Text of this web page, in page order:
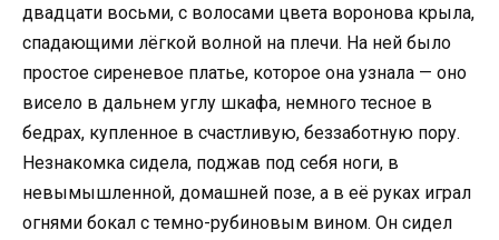
двадцати восьми, с волосами цвета воронова крыла,
спадающими лёгкой волной на плечи. На ней было
простое сиреневое платье, которое она узнала — оно
висело в дальнем углу шкафа, немного тесное в
бедрах, купленное в счастливую, беззаботную пору.
Незнакомка сидела, поджав под себя ноги, в
невымышленной, домашней позе, а в её руках играл
огнями бокал с темно-рубиновым вином. Он сидел